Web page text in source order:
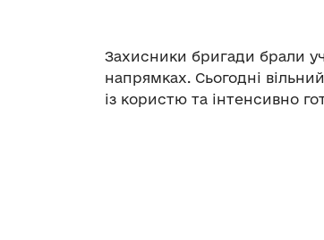
Захисники бригади брали
напрямках. Сьогодні
із користю та інтенсивно